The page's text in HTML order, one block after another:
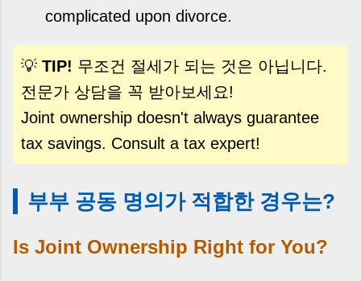
complicated upon divorce.
💡 TIP! 무조건 절세가 되는 것은 아닙니다.
전문가 상담을 꼭 받아보세요!
Joint ownership doesn't always guarantee
tax savings. Consult a tax expert!
부부 공동 명의가 적합한 경우는?
Is Joint Ownership Right for You?